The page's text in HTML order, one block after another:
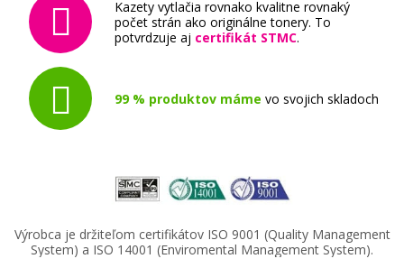
Kazety vytlačia rovnako kvalitne rovnaký
počet strán ako originálne tonery. To
potvrdzuje aj certifikát STMC.
99 % produktov máme vo svojich skladoch
Výrobca je držiteľom certifikátov ISO 9001 (Quality Management
System) a ISO 14001 (Enviromental Management System).